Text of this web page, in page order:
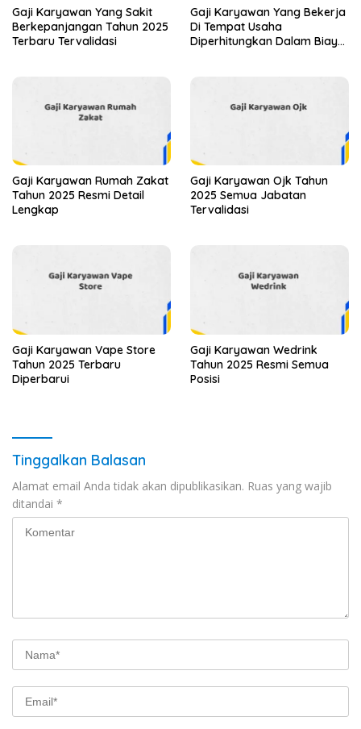
Gaji Karyawan Yang Sakit
Berkepanjangan Tahun 2025
Terbaru Tervalidasi
Gaji Karyawan Yang Bekerja
Di Tempat Usaha
Diperhitungkan Dalam Biaya
Gaji Karyawan Rumah Zakat
Tahun 2025 Resmi Detail
Lengkap
Gaji Karyawan Ojk Tahun
2025 Semua Jabatan
Tervalidasi
Gaji Karyawan Vape Store
Tahun 2025 Terbaru
Diperbarui
Gaji Karyawan Wedrink
Tahun 2025 Resmi Semua
Posisi
Tinggalkan Balasan
Alamat email Anda tidak akan dipublikasikan. Ruas yang wajib
ditandai *